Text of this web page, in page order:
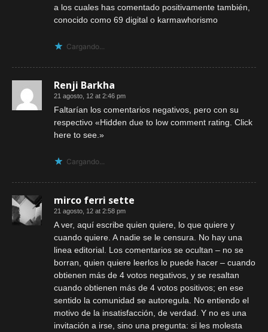
a los cuales has comentado positivamente también,
conocido como 69 digital o karmawhorismo
Cargando...
Renji Barkha
21 agosto, 12 at 2:46 pm
Faltarían los comentarios negativos, pero con su
respectivo «Hidden due to low comment rating. Click
here to see.»
Cargando...
mirco ferri sette
21 agosto, 12 at 2:58 pm
A ver, aquí escribe quien quiere, lo que quiere y
cuando quiere. A nadie se le censura. No hay una
linea editorial. Los comentarios se ocultan – no se
borran, quien quiere leerlos lo puede hacer – cuando
obtienen más de 4 votos negativos, y se resaltan
cuando obtienen más de 4 votos positivos; en ese
sentido la comunidad se autoregula. No entiendo el
motivo de la insatisfacción, de verdad. Y no es una
invitación a irse, sino una pregunta: si les molesta